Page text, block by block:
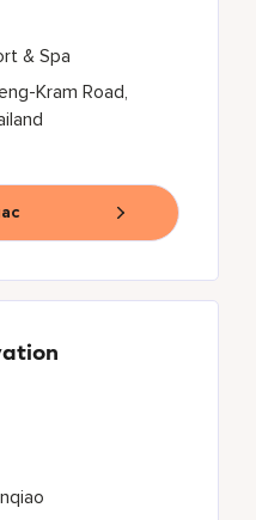
Kram Road,
& Spa